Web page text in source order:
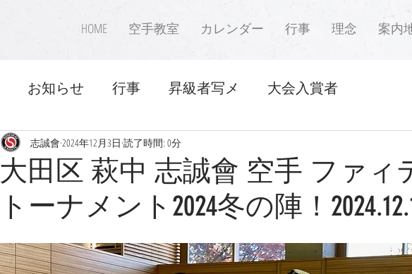
HOME 空手教室 カレンダー 行事 理念 案内
お知らせ 行事 昇級者写メ 大会入賞者
大田区 萩中 志誠會 空手 ファィ
トーナメント2024冬の陣！
志誠會 2024年12月3日 読了時間: 0分